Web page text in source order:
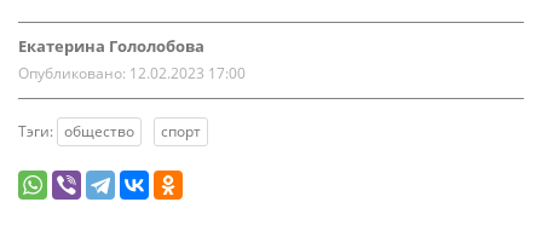
Екатерина Гололобова
Опубликовано: 12.02.2023 17:00
Тэги: общество спорт